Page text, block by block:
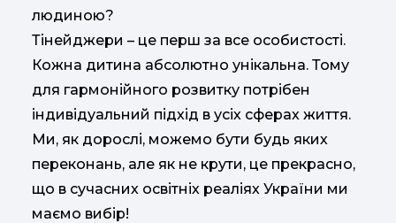
людиною?
Тінейджери – це перш за все особистості.
Кожна дитина абсолютно унікальна. Тому
для гармонійного розвитку потрібен
індивідуальний підхід в усіх сферах життя.
Ми, як дорослі, можемо бути будь яких
переконань, але як не крути, це прекрасно,
що в сучасних освітніх реаліях України ми
маємо вибір!